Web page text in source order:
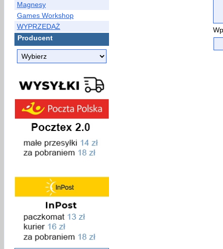
Magnesy
Games Workshop
WYPRZEDAŻ
Producent